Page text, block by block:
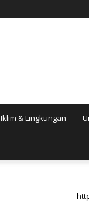
Iklim & Lingkungan